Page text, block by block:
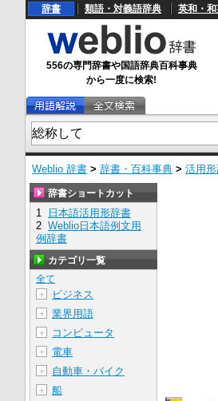
辞書 類語・対義語辞典 英和・
556の専門辞書や国語辞典百科事典
から一度に検索!
Weblio 辞書 > 辞書・百科事典 > 活用
辞書ショートカット
1
日本語活用形辞書
2 Weblio日本語例文用
例辞書
カテゴリ一覧
全て
＋
ビジネス
＋ 業界用語
＋ コンピュータ
＋ 電車
＋ 自動車・バイク
＋ 船